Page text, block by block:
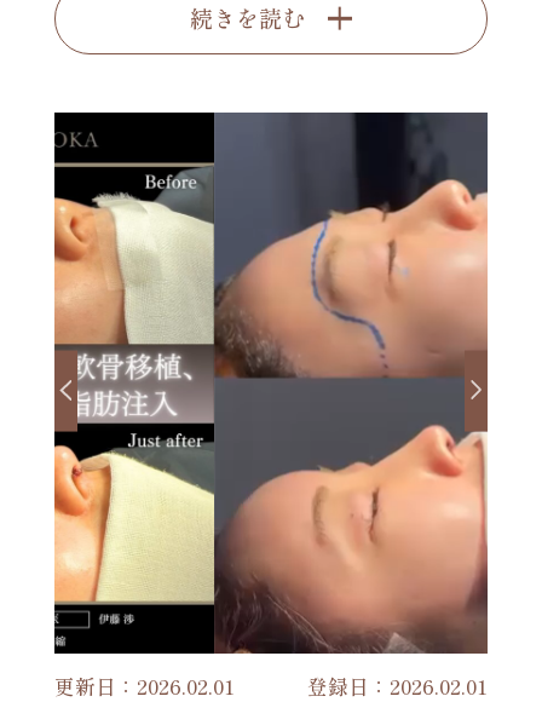
続きを読む
更新日：2026.02.01 登録日：2026.02.01